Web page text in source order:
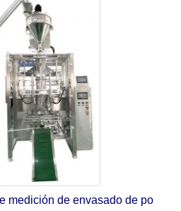
medición de envasado de po